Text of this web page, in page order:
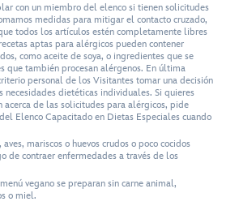
con un miembro del elenco si tienen solicitudes
medidas para mitigar el contacto cruzado,
todos los artículos estén completamente libres
aptas para alérgicos pueden contener
como aceite de soya, o ingredientes que se
que también procesan alérgenos. En última
personal de los Visitantes tomar una decisión
necesidades dietéticas individuales. Si quieres
acerca de las solicitudes para alérgicos, pide
Elenco Capacitado en Dietas Especiales cuando
mariscos o huevos crudos o poco cocidos
de contraer enfermedades a través de los
vegano se preparan sin carne animal,
o miel.